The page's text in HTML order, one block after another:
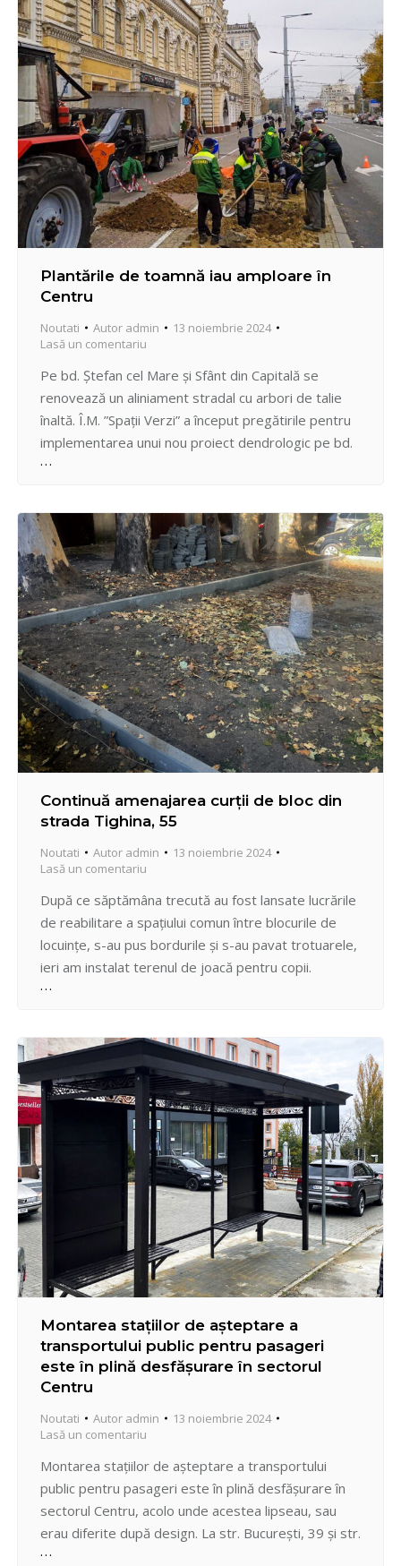
Pietrarilor. Tot la str. Pietrarilor se află și…
Plantările de toamnă iau amploare în
Centru
Noutati Autor admin
13 noiembrie 2024
Lasă un comentariu
Pe bd. Ștefan cel Mare și Sfânt din Capitală se
renovează un aliniament stradal cu arbori de talie
înaltă. Î.M. ”Spații Verzi” a început pregătirile pentru
implementarea unui nou proiect dendrologic pe bd.
Ștefan cel Mare și Sfânt, partea pară, tronsonul
Pușkin. Astfel, a fost scos pavajul…
Continuă amenajarea curții de bloc din
strada Tighina, 55
Noutati Autor admin
13 noiembrie 2024
Lasă un comentariu
După ce săptămâna trecută au fost lansate lucrările
de reabilitare a spațiului comun între blocurile de
locuințe, s-au pus bordurile și s-au pavat trotuarele,
ieri am instalat terenul de joacă pentru copii.
Teritoriul zonei cu ansamblurile de echipamente a
dezvoltarea abilităților senzoriale, a motricii și
echilibrului la copii. Paralel,…
Montarea stațiilor de așteptare a
transportului public pentru pasageri
este în plină desfășurare în sectorul
Centru
Noutati Autor admin
13 noiembrie 2024
Lasă un comentariu
Montarea stațiilor de așteptare a transportului
public pentru pasageri este în plină desfășurare în
sectorul Centru, acolo unde acestea lipseau, sau
erau diferite după design. La str. București, 39 și str.
Drumul Viilor, 38 și 42 în aceste zile se instalează